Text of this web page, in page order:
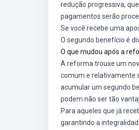
redução progressiva,
pagamentos serão
Se você recebe uma
O segundo benefício é
O que mudou após a
A reforma trouxe um
comum e relativamente
acumular um segundo
podem não ser tão
Para aqueles que já
garantindo a